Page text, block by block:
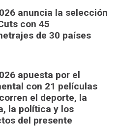
anuncia la selección
con 45
de 30 países
apuesta por el
con 21 películas
el deporte, la
la política y los
del presente